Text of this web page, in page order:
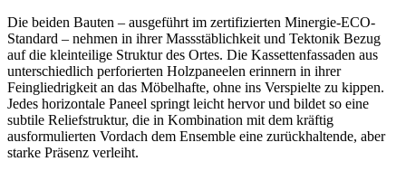
Die beiden Bauten – ausgeführt im zertifizierten Minergie-ECO-
Standard – nehmen in ihrer Massstäblichkeit und Tektonik Bezug
auf die kleinteilige Struktur des Ortes. Die Kassettenfassaden aus
unterschiedlich perforierten Holzpaneelen erinnern in ihrer
Feingliedrigkeit an das Möbelhafte, ohne ins Verspielte zu kippen.
Jedes horizontale Paneel springt leicht hervor und bildet so eine
subtile Reliefstruktur, die in Kombination mit dem kräftig
ausformulierten Vordach dem Ensemble eine zurückhaltende, aber
starke Präsenz verleiht.